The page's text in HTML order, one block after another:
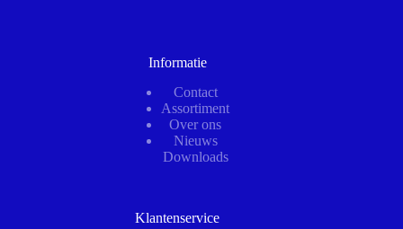
Informatie
Contact
Assortiment
Over ons
Nieuws
Downloads
Klantenservice